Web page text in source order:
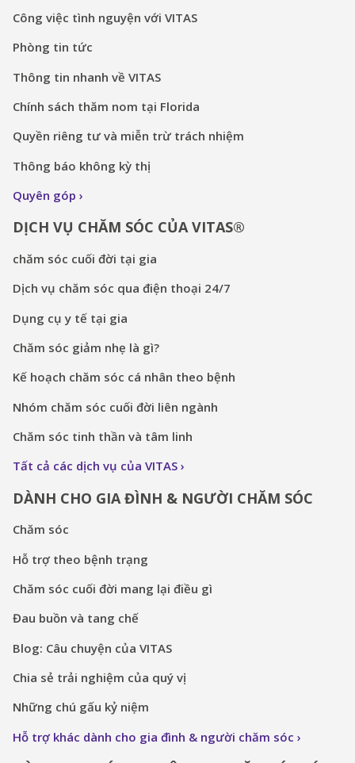
Công việc tình nguyện với VITAS
Phòng tin tức
Thông tin nhanh về VITAS
Chính sách thăm nom tại Florida
Quyền riêng tư và miễn trừ trách nhiệm
Thông báo không kỳ thị
Quyên góp
DỊCH VỤ CHĂM SÓC CỦA VITAS®
chăm sóc cuối đời tại gia
Dịch vụ chăm sóc qua điện thoại 24/7
Dụng cụ y tế tại gia
Chăm sóc giảm nhẹ là gì?
Kế hoạch chăm sóc cá nhân theo bệnh
Nhóm chăm sóc cuối đời liên ngành
Chăm sóc tinh thần và tâm linh
Tất cả các dịch vụ của VITAS
DÀNH CHO GIA ĐÌNH & NGƯỜI CHĂM SÓC
Chăm sóc
Hỗ trợ theo bệnh trạng
Chăm sóc cuối đời mang lại điều gì
Đau buồn và tang chế
Blog: Câu chuyện của VITAS
Chia sẻ trải nghiệm của quý vị
Những chú gấu kỷ niệm
Hỗ trợ khác dành cho gia đình & người chăm sóc